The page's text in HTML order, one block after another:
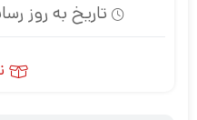
تاریخ به روز